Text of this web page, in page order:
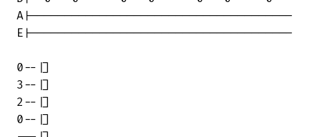
A|--------------------------------------
E|--------------------------------------
0--|]
3--|]
2--|]
0--|]